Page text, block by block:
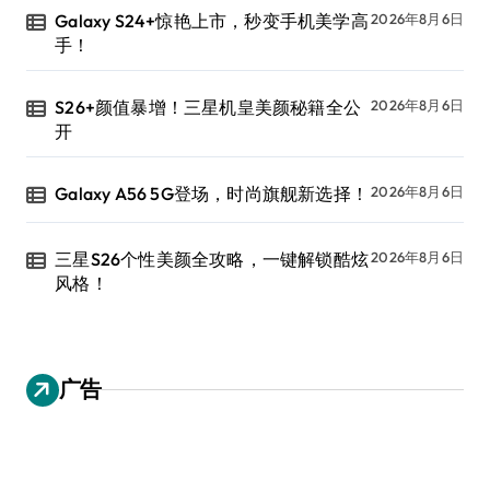
Galaxy S24+惊艳上市，秒变手机美学高
手！
2026年8月6日
S26+颜值暴增！三星机皇美颜秘籍全公
开
2026年8月6日
Galaxy A56 5G登场，时尚旗舰新选择！ 2026年8月6日
三星S26个性美颜全攻略，一键解锁酷炫
风格！
2026年8月6日
广告